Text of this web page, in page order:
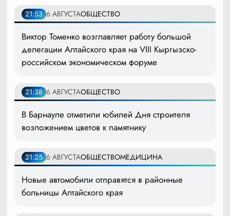
21:53 6 АВГУСТАОБЩЕСТВО
Виктор Томенко возглавляет работу большой
делегации Алтайского края на VIII Кыргызско-
российском экономическом форуме
21:38 6 АВГУСТАОБЩЕСТВО
В Барнауле отметили юбилей Дня строителя
возложением цветов к памятнику
21:25 6 АВГУСТАОБЩЕСТВОМЕДИЦИНА
Новые автомобили отправятся в районные
больницы Алтайского края